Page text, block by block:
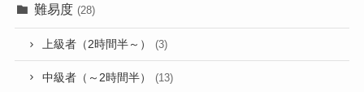
難易度 (28)
上級者（2時間半～） (3)
中級者（～2時間半） (13)